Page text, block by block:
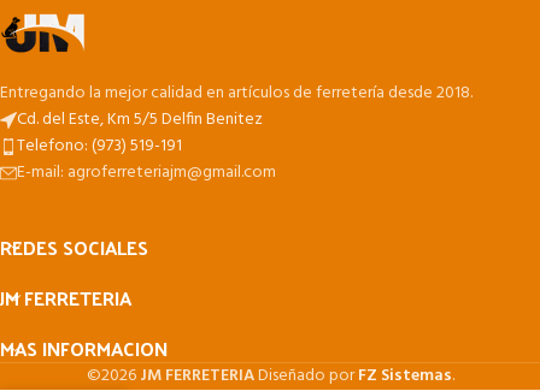
Entregando la mejor calidad en artículos de ferretería desde 2018.
Cd. del Este, Km 5/5 Delfin Benitez
Telefono: (973) 519-191
E-mail: agroferreteriajm@gmail.com
REDES SOCIALES
JM FERRETERIA
MAS INFORMACION
©2026JM FERRETERIADiseñado porFZ Sistemas.